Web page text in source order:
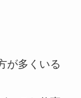
が多くいる